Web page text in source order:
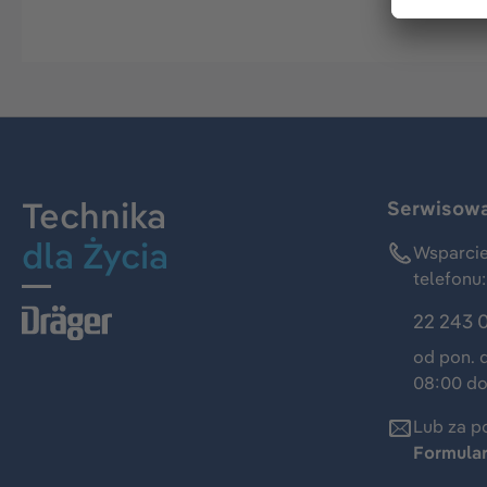
Technika
dla Życia
telefonu:
22 243
od pon.
08:00
Lub za